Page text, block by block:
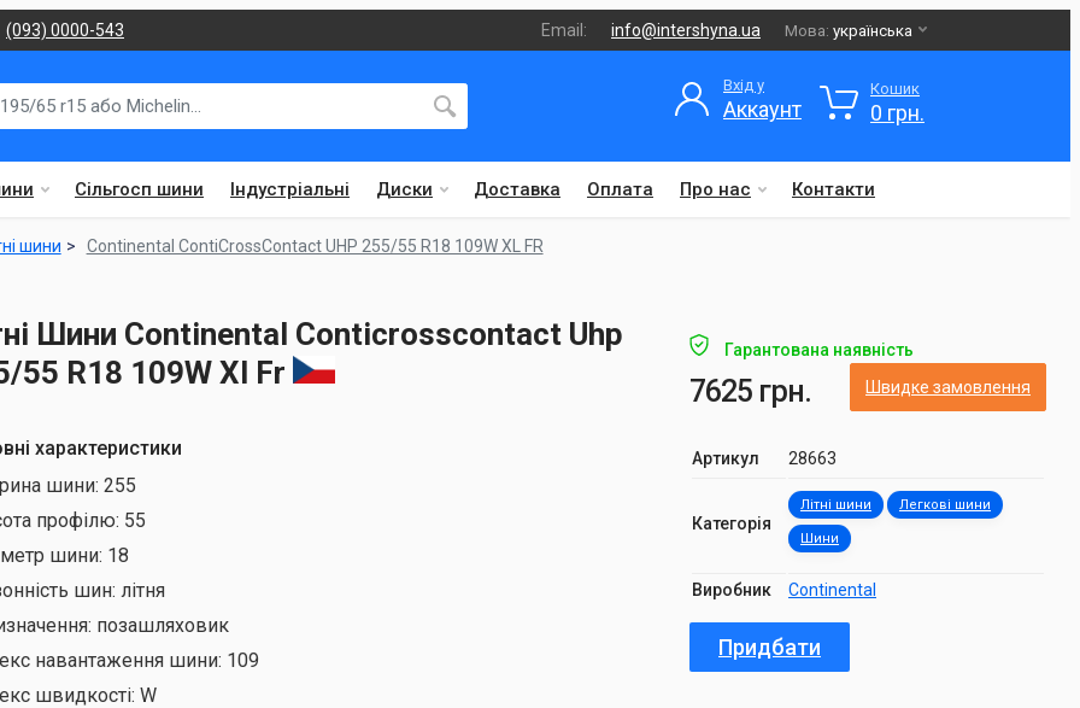
(093) 0000-543 Email: info@intershyna.ua Мова: українська
Сільгосп шини Індустріальні Диски Доставка Оплата Про нас Контакти
Вхід у
Аккаунт
Кошик
0 грн.
шини Continental ContiCrossContact UHP 255/55 R18 109W XL FR
Шини Continental Conticrosscontact Uhp
55 R18 109W Xl Fr
характеристики
шини: 255
профілю: 55
шини: 18
шин: літня
позашляховик
навантаження шини: 109
швидкості: W
Гарантована наявність
7625 грн. Швидке замовлення
Артикул 28663
Категорія
Літні шини Легкові шини
Шини
Виробник Continental
Придбати